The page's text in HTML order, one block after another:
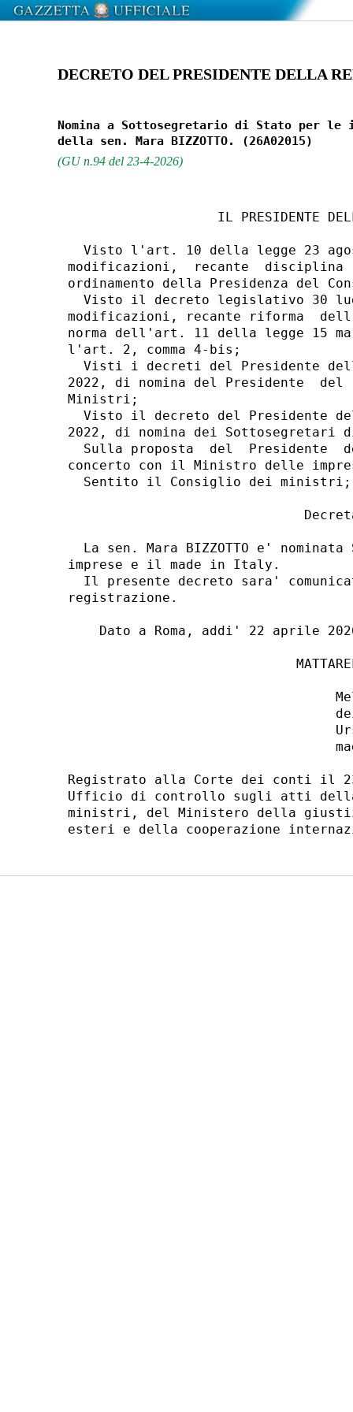
DECRETO DEL PRESIDENTE DELLA
Nomina a Sottosegretario di Stato per
(GU n.94 del 23-4-2026)
IL PRESIDENTE
Visto l'art. 10 della legge 23
modificazioni,  recante
ordinamento della Presidenza del
Visto il decreto legislativo 30
modificazioni, recante riforma
norma dell'art. 11 della legge 15
l'art. 2, comma 4-bis;
Visti i decreti del Presidente
2022, di nomina del Presidente
Ministri;
Visto il decreto del Presidente
2022, di nomina dei
Sulla proposta  del  Presidente
concerto con il Ministro delle
Sentito il Consiglio dei
La sen. Mara BIZZOTTO e' nominata
imprese e il made in Italy.
Il presente decreto sara'
registrazione.
Dato a Roma, addi' 22 aprile
Registrato alla Corte dei conti il
Ufficio di controllo sugli atti
ministri, del Ministero della